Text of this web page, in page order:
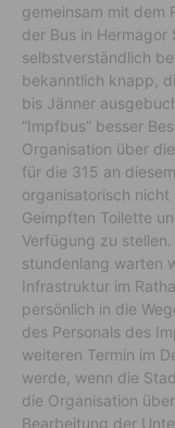
gemeinsam mit dem
der Bus in Hermagor
selbstverständlich
bekanntlich knapp,
bis Jänner
“Impfbus” besser
Organisation über
für die 315 an
organisatorisch
Geimpften Toilette
Verfügung zu
stundenlang warten
Infrastruktur im
persönlich in die
des Personals des
weiteren Termin im
werde, wenn die
die Organisation
Bearbeitung der